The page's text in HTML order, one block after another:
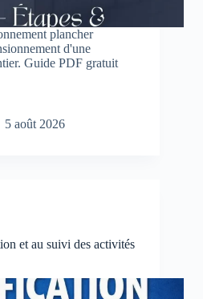
plancher
d'une
Guide PDF gratuit
5 août 2026
et au suivi des activités